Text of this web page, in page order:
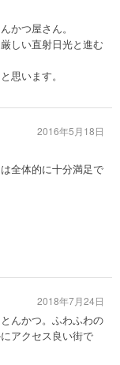
かつ屋さん。
しい直射日光と進む
思います。
全体的に十分満足で
2016年5月18日
んかつ。ふわふわの
アクセス良い街で
2018年7月24日